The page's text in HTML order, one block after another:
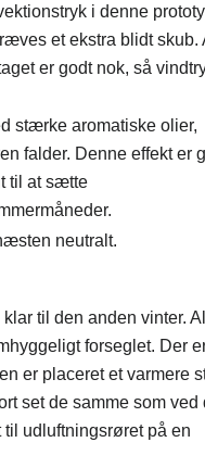
i denne
et ekstra blidt skub.
er godt nok, så
stærke aromatiske olier,
falder. Denne effekt er
til at sætte
neutralt.
til den anden vinter.
forseglet. Der
er placeret et varmere
set de samme som ved
til udluftningsrøret på en